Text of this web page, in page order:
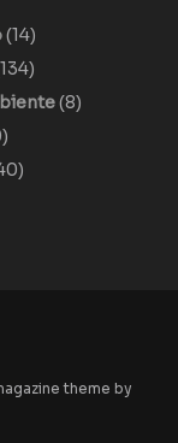
(14)
(8)
theme by